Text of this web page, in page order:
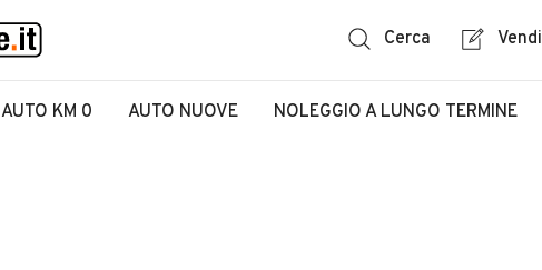
Cerca Vendi
AUTO KM 0 AUTO NUOVE NOLEGGIO A LUNGO TERMINE